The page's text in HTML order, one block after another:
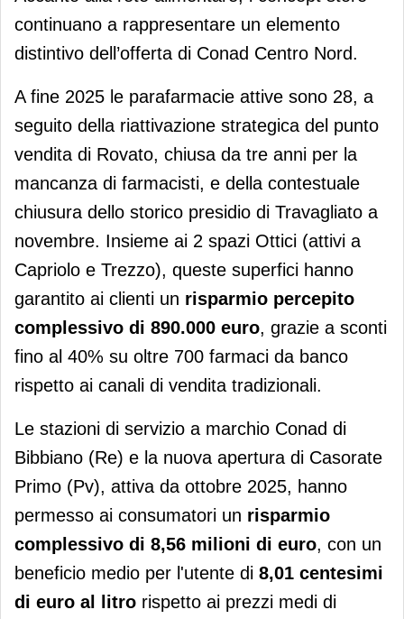
continuano a rappresentare un elemento
distintivo dell’offerta di Conad Centro Nord.
A fine 2025 le parafarmacie attive sono 28, a
seguito della riattivazione strategica del punto
vendita di Rovato, chiusa da tre anni per la
mancanza di farmacisti, e della contestuale
chiusura dello storico presidio di Travagliato a
novembre. Insieme ai 2 spazi Ottici (attivi a
Capriolo e Trezzo), queste superfici hanno
garantito ai clienti un risparmio percepito
complessivo di 890.000 euro, grazie a sconti
fino al 40% su oltre 700 farmaci da banco
rispetto ai canali di vendita tradizionali.
Le stazioni di servizio a marchio Conad di
Bibbiano (Re) e la nuova apertura di Casorate
Primo (Pv), attiva da ottobre 2025, hanno
permesso ai consumatori un risparmio
complessivo di 8,56 milioni di euro, con un
beneficio medio per l'utente di 8,01 centesimi
di euro al litro rispetto ai prezzi medi di